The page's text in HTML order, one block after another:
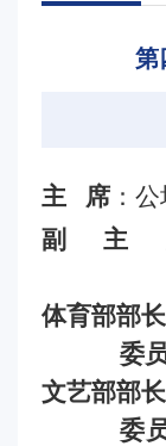
第
主 席
副
体育部部长
委
文艺部部长
委